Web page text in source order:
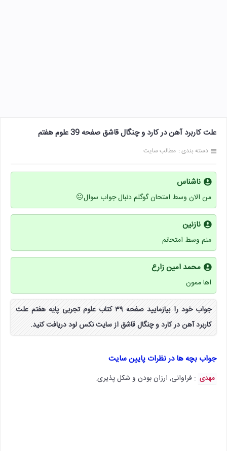
علت کاربرد آهن در کارد و چنگال قاشق صفحه 39 علوم هفتم
دسته بندی : مطالب سایت
ناشناس
من الان وسط امتحان گوگلم دنبال جواب سوال😐
نازنین
منم وسط امتحانم
محمد امین زارع
اها ممون
جواب خود را بیازمایید صفحه ۳۹ کتاب علوم تجربی پایه هفتم علت
کاربرد آهن در کارد و چنگال قاشق از سایت نکس لود دریافت کنید.
جواب بچه ها در نظرات پایین سایت
مهدی : فراوانی, ارزان بودن و شکل پذیری.